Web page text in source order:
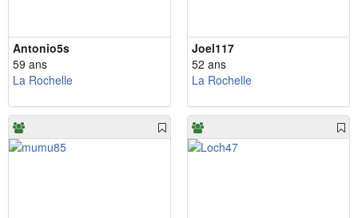
Antonio5s
59 ans
La Rochelle
Joel117
52 ans
La Rochelle